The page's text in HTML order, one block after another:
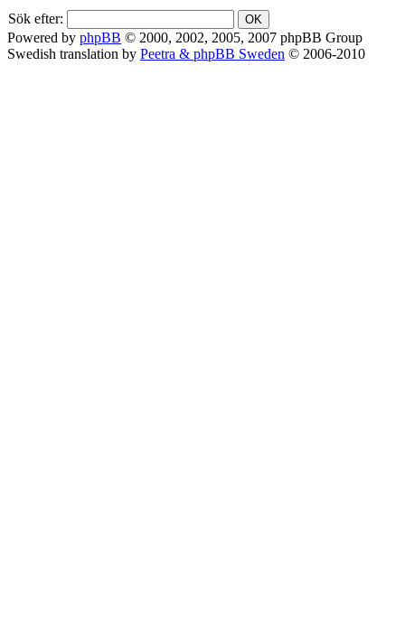
Sök efter:
Powered by phpBB © 2000, 2002, 2005, 2007 phpBB Group
Swedish translation by Peetra & phpBB Sweden © 2006-2010